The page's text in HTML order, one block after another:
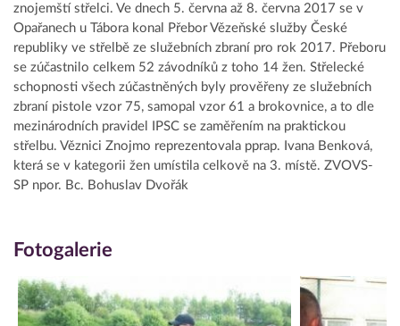
znojemští střelci. Ve dnech 5. června až 8. června 2017 se v
Opařanech u Tábora konal Přebor Vězeňské služby České
republiky ve střelbě ze služebních zbraní pro rok 2017. Přeboru
se zúčastnilo celkem 52 závodníků z toho 14 žen. Střelecké
schopnosti všech zúčastněných byly prověřeny ze služebních
zbraní pistole vzor 75, samopal vzor 61 a brokovnice, a to dle
mezinárodních pravidel IPSC se zaměřením na praktickou
střelbu. Věznici Znojmo reprezentovala pprap. Ivana Benková,
která se v kategorii žen umístila celkově na 3. místě. ZVOVS-
SP npor. Bc. Bohuslav Dvořák
Fotogalerie